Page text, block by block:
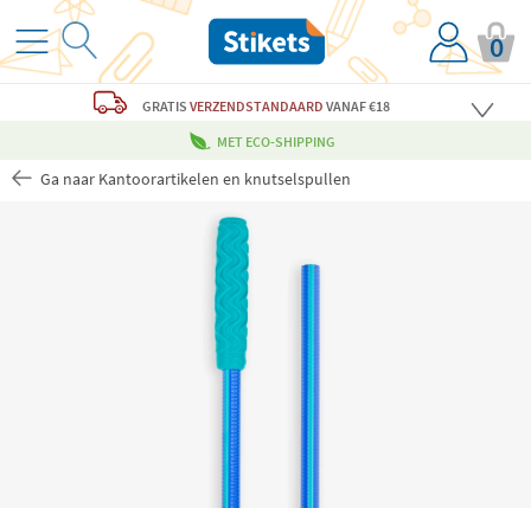
0
GRATIS VERZENDSTANDAARD VANAF €18
MET ECO-SHIPPING
Ga naar Kantoorartikelen en knutselspullen